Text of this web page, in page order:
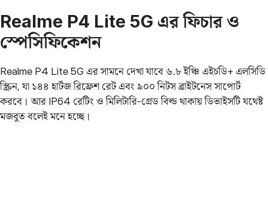
Realme P4 Lite 5G এর ফিচার ও
স্পেসিফিকেশন
Realme P4 Lite 5G এর সামনে দেখা যাবে ৬.৮ ইঞ্চি এইচডি+ এলসিডি
স্ক্রিন, যা ১৪৪ হার্টজ রিফ্রেশ রেট এবং ৯০০ নিটস ব্রাইটনেস সাপোর্ট
করবে। আর IP64 রেটিং ও মিলিটারি-গ্রেড বিল্ড থাকায় ডিভাইসটি যথেষ্ট
মজবুত বলেই মনে হচ্ছে।